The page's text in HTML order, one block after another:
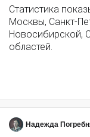
Статистика
Москвы, Санкт-
Новосибирской,
областей.
Надежда